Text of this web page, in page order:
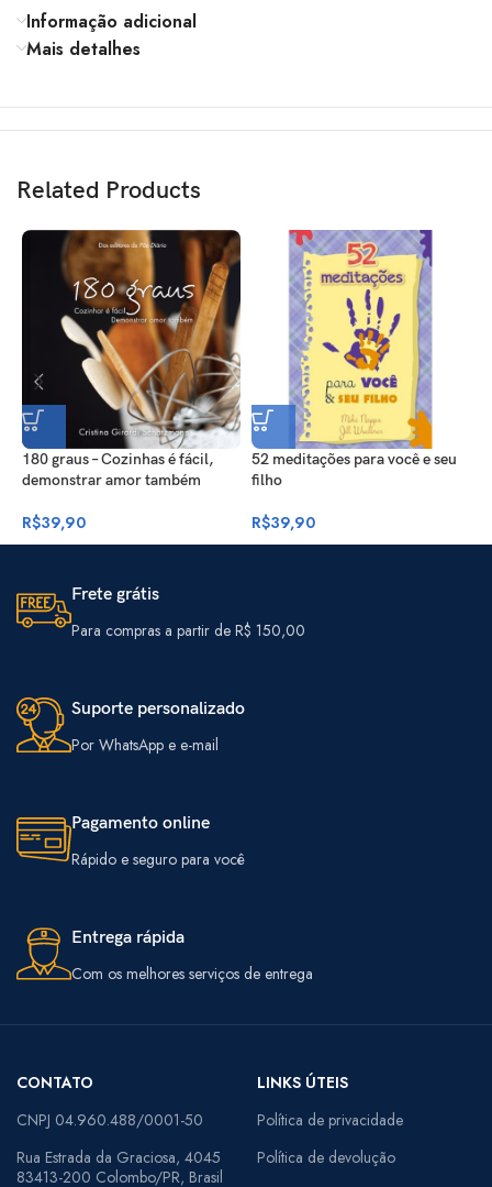
Informação adicional
Mais detalhes
Related Products
180 graus – Cozinhas é fácil,
demonstrar amor também
R$39,90
52 meditações para você e seu
filho
R$39,90
Frete grátis
Para compras a partir de R$ 150,00
Suporte personalizado
Por WhatsApp e e-mail
Pagamento online
Rápido e seguro para você
Entrega rápida
Com os melhores serviços de entrega
CONTATO
CNPJ 04.960.488/0001-50
Rua Estrada da Graciosa, 4045
83413-200 Colombo/PR, Brasil
LINKS ÚTEIS
Política de privacidade
Política de devolução